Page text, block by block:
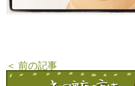
＜ 前の記事